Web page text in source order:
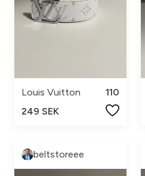
Louis Vuitton
110
249 SEK
beltstoreee